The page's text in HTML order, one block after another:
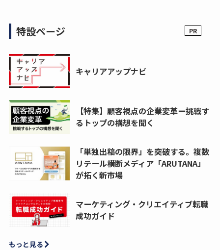
特設ページ
キャリアアップナビ
【特集】顧客視点の企業変革ー挑戦す
るトップの構想を聞く
「単独出稿の限界」を突破する。複数
リテール横断メディア「ARUTANA」
が拓く新市場
マーケティング・クリエイティブ転職
成功ガイド
もっと見る